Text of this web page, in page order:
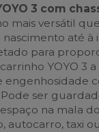
3 com
mais versátil
até à
para
YOYO 3
ser
na mala
autocarro, taxi